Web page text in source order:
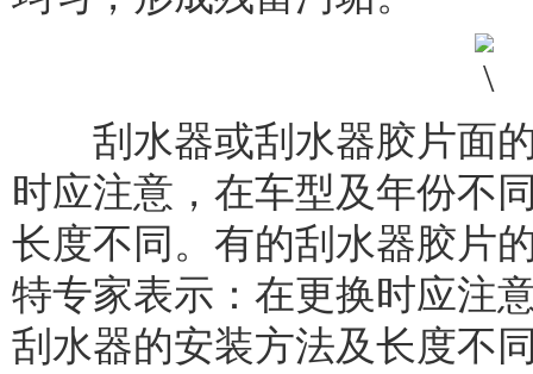
刮水器或刮水器胶片面的
时应注意，在车型及年份不
长度不同。有的刮水器胶片
特专家表示：在更换时应注
刮水器的安装方法及长度不